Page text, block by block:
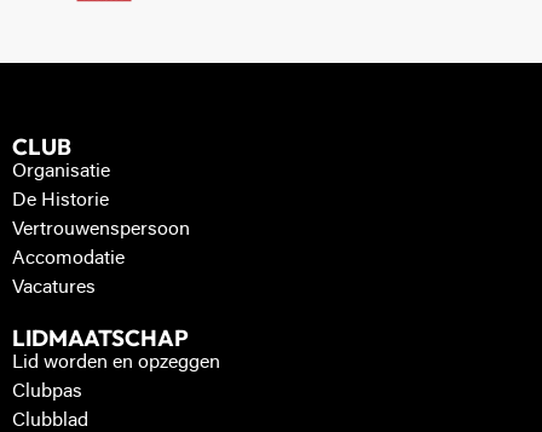
CLUB
Organisatie
De Historie
Vertrouwenspersoon
Accomodatie
Vacatures
LIDMAATSCHAP
Lid worden en opzeggen
Clubpas
Clubblad